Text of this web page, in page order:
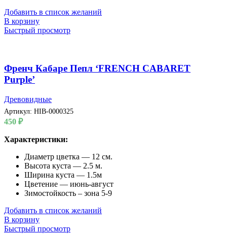
Добавить в список желаний
В корзину
Быстрый просмотр
Френч Кабаре Пепл ‘FRENCH CABARET
Purple’
Древовидные
Артикул: HIB-0000325
450 ₽
Характеристики:
Диаметр цветка — 12 см.
Высота куста — 2.5 м.
Ширина куста — 1.5м
Цветение — июнь-август
Зимостойкость – зона 5-9
Добавить в список желаний
В корзину
Быстрый просмотр